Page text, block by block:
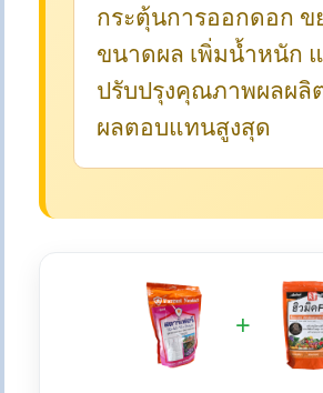
กระตุ้นการออกดอก ข
ขนาดผล เพิ่มน้ำหนัก
ปรับปรุงคุณภาพผลผลิ
ผลตอบแทนสูงสุด
+